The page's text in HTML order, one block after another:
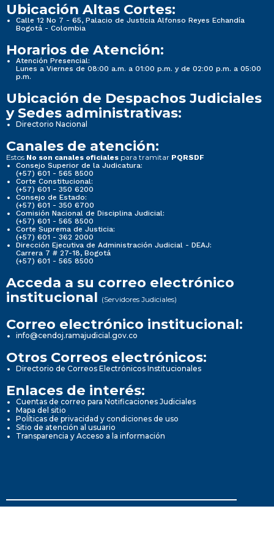
Ubicación Altas Cortes:
Calle 12 No 7 - 65, Palacio de Justicia Alfonso Reyes Echandía
Bogotá - Colombia
Horarios de Atención:
Atención Presencial:
Lunes a Viernes de 08:00 a.m. a 01:00 p.m. y de 02:00 p.m. a 05:00
p.m.
Ubicación de Despachos Judiciales
y Sedes administrativas:
Directorio Nacional
Canales de atención:
Estos No son canales oficiales para tramitar PQRSDF
Consejo Superior de la Judicatura:
(+57) 601 - 565 8500
Corte Constitucional:
(+57) 601 - 350 6200
Consejo de Estado:
(+57) 601 - 350 6700
Comisión Nacional de Disciplina Judicial:
(+57) 601 - 565 8500
Corte Suprema de Justicia:
(+57) 601 - 362 2000
Dirección Ejecutiva de Administración Judicial - DEAJ:
Carrera 7 # 27-18, Bogotá
(+57) 601 - 565 8500
Acceda a su correo electrónico
institucional (Servidores Judiciales)
Correo electrónico institucional:
info@cendoj.ramajudicial.gov.co
Otros Correos electrónicos:
Directorio de Correos Electrónicos Institucionales
Enlaces de interés:
Cuentas de correo para Notificaciones Judiciales
Mapa del sitio
Políticas de privacidad y condiciones de uso
Sitio de atención al usuario
Transparencia y Acceso a la información